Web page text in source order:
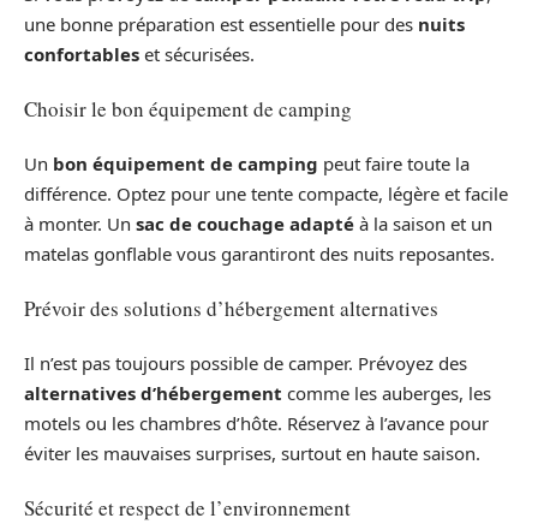
une bonne préparation est essentielle pour des nuits
confortables et sécurisées.
Choisir le bon équipement de camping
Un bon équipement de camping peut faire toute la
différence. Optez pour une tente compacte, légère et facile
à monter. Un sac de couchage adapté à la saison et un
matelas gonflable vous garantiront des nuits reposantes.
Prévoir des solutions d’hébergement alternatives
Il n’est pas toujours possible de camper. Prévoyez des
alternatives d’hébergement comme les auberges, les
motels ou les chambres d’hôte. Réservez à l’avance pour
éviter les mauvaises surprises, surtout en haute saison.
Sécurité et respect de l’environnement